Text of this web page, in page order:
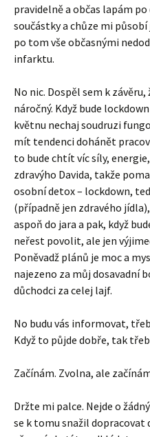
pravidelně a občas lapám
součástky a chůze mi
po tom vše občasnými
infarktu.
No nic. Dospěl sem k
náročný. Když bude
květnu nechaj soudruzi
mít tendenci dohánět
to bude chtít víc síly,
zdravýho Davida, takže
osobní detox – lockdown,
(případně jen zdravého
aspoň do jara a pak, když
neřest povolit, ale jen
Poněvadž plánů je moc a
najezeno za můj dosavadní
důchodci za celej lajf.
No budu vás informovat,
Když to půjde dobře, tak
Začínám. Zvolna, ale
Držte mi palce. Nejde o
se k tomu snažil dopracovat